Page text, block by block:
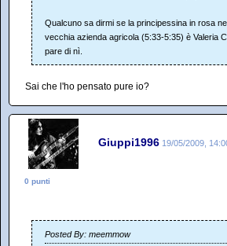
Qualcuno sa dirmi se la principessina in rosa
vecchia azienda agricola (5:33-5:35) è Valeria
pare di nì.
Sai che l'ho pensato pure io?
Giuppi1996 19/05/2009,
0 punti
Posted By: meemmow